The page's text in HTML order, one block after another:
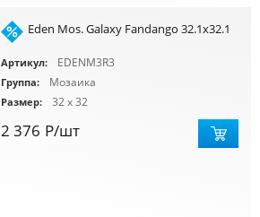
Eden Mos. Galaxy Fandango 32.1x32.1
Артикул: EDENM3R3
Группа: Мозаика
Размер: 32 x 32
2 376 Р/шт